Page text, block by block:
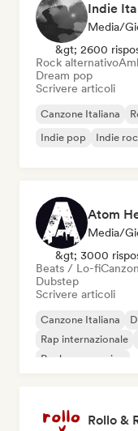
Indie
Media/
&gt; 2600
Rock alternativo
Dream pop
Scrivere articoli
Canzone Italiana
Indie pop
Indie
Atom
Media/
&gt; 3000
Beats / Lo-fi
Dubstep
Scrivere articoli
Canzone Italiana
Rap internazionale
Rock progressivo
Rollo &